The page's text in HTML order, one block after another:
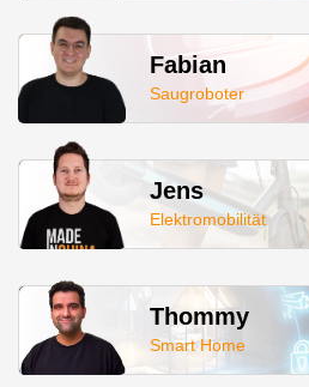
Fabian
Saugroboter
Jens
Elektromobilität
Thommy
Smart Home